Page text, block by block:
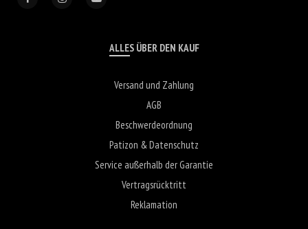
ALLES ÜBER DEN KAUF
Versand und Zahlung
AGB
Beschwerdeordnung
Patizon & Datenschutz
Service außerhalb der Garantie
Vertragsrücktritt
Reklamation